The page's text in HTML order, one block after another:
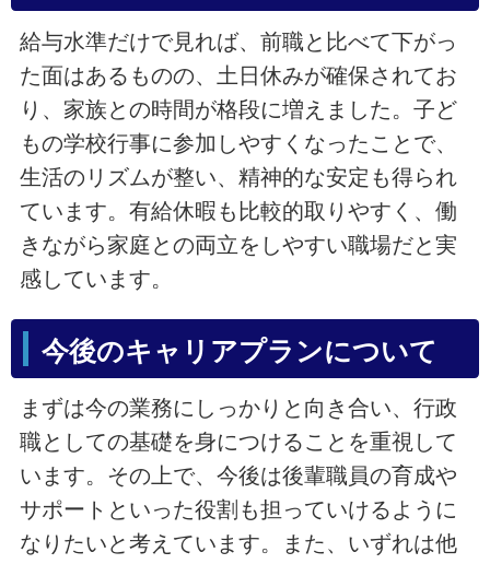
給与水準だけで見れば、前職と比べて下がっ
た面はあるものの、土日休みが確保されてお
り、家族との時間が格段に増えました。子ど
もの学校行事に参加しやすくなったことで、
生活のリズムが整い、精神的な安定も得られ
ています。有給休暇も比較的取りやすく、働
きながら家庭との両立をしやすい職場だと実
感しています。
今後のキャリアプランについて
まずは今の業務にしっかりと向き合い、行政
職としての基礎を身につけることを重視して
います。その上で、今後は後輩職員の育成や
サポートといった役割も担っていけるように
なりたいと考えています。また、いずれは他